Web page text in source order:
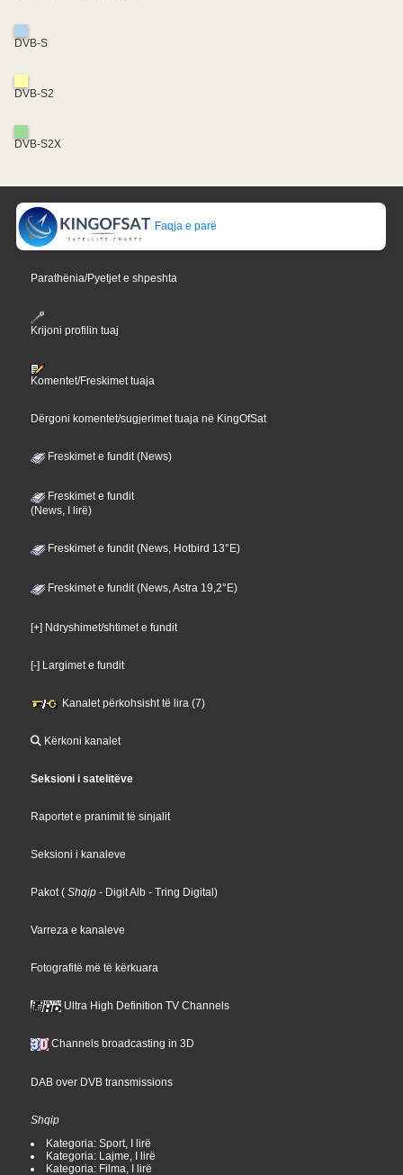
DVB-S
DVB-S2
DVB-S2X
Faqja e parë
Parathënia/Pyetjet e shpeshta
Krijoni profilin tuaj
Komentet/Freskimet tuaja
Dërgoni komentet/sugjerimet tuaja në KingOfSat
Freskimet e fundit (News)
Freskimet e fundit
(News, I lirë)
Freskimet e fundit (News, Hotbird 13°E)
Freskimet e fundit (News, Astra 19,2°E)
[+] Ndryshimet/shtimet e fundit
[-] Largimet e fundit
Kanalet përkohsisht të lira (7)
Kërkoni kanalet
Seksioni i satelitëve
Raportet e pranimit të sinjalit
Seksioni i kanaleve
Pakot ( Shqip - Digit Alb - Tring Digital)
Varreza e kanaleve
Fotografitë më të kërkuara
Ultra High Definition TV Channels
Channels broadcasting in 3D
DAB over DVB transmissions
Shqip
Kategoria: Sport, I lirë
Kategoria: Lajme, I lirë
Kategoria: Filma, I lirë